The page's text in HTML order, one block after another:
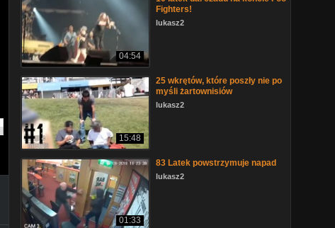
04:54
Fighters!
lukasz2
15:48
25 wkrętów, które poszły nie po
myśli żartownisiów
lukasz2
01:33
83 Latek powstrzymuje napad
lukasz2